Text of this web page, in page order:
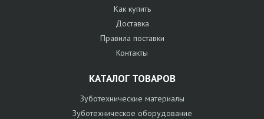
Как купить
Доставка
Правила поставки
Контакты
КАТАЛОГ ТОВАРОВ
Зуботехнические материалы
Зуботехническое оборудование